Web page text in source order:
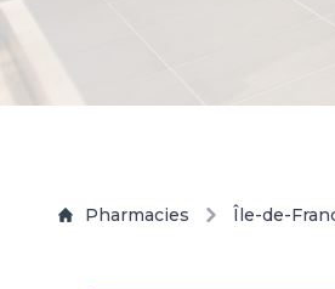
Pharmacies Île-de-